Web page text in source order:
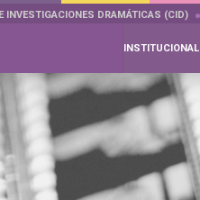
INVESTIGACIONES DRAMÁTICAS (CID)
INSTITUCIONAL